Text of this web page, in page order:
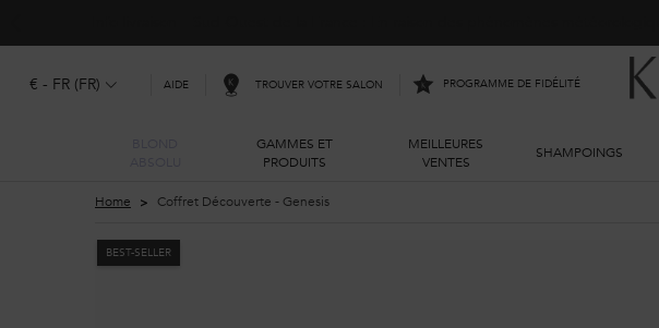
€ - FR (FR) AIDE TROUVER VOTRE SALON PROGRAMME DE FIDÉLITÉ
GAMMES ET
PRODUITS
MEILLEURES
VENTES
SHAMPOINGS
Home Coffret Découverte - Genesis
BEST-SELLER